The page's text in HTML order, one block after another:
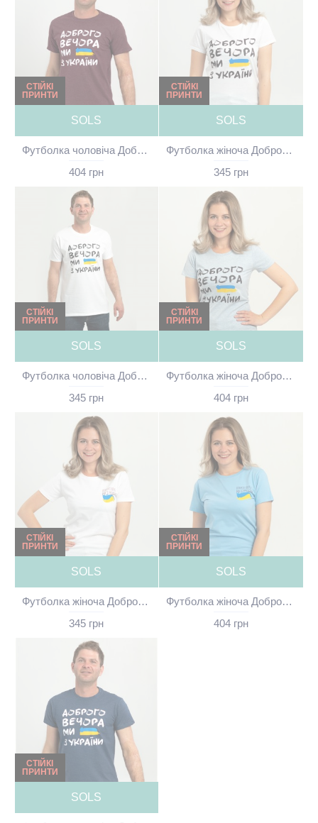
СТІЙКІ
ПРИНТИ
SOLS
Футболка чоловіча Доброго вечора ми з України темно-червона - 00553
404 грн
СТІЙКІ
ПРИНТИ
SOLS
Футболка жіноча Доброго вечора ми з України біла - 03581
345 грн
СТІЙКІ
ПРИНТИ
SOLS
Футболка чоловіча Доброго вечора ми з України біла - 11500
345 грн
СТІЙКІ
ПРИНТИ
SOLS
Футболка жіноча Доброго вечора ми з України тепло-небесна - 02758
404 грн
СТІЙКІ
ПРИНТИ
SOLS
Футболка жіноча Доброго вечора ми з України біла - 11502
345 грн
СТІЙКІ
ПРИНТИ
SOLS
Футболка жіноча Доброго вечора ми з України блакитна - 11502
404 грн
СТІЙКІ
ПРИНТИ
SOLS